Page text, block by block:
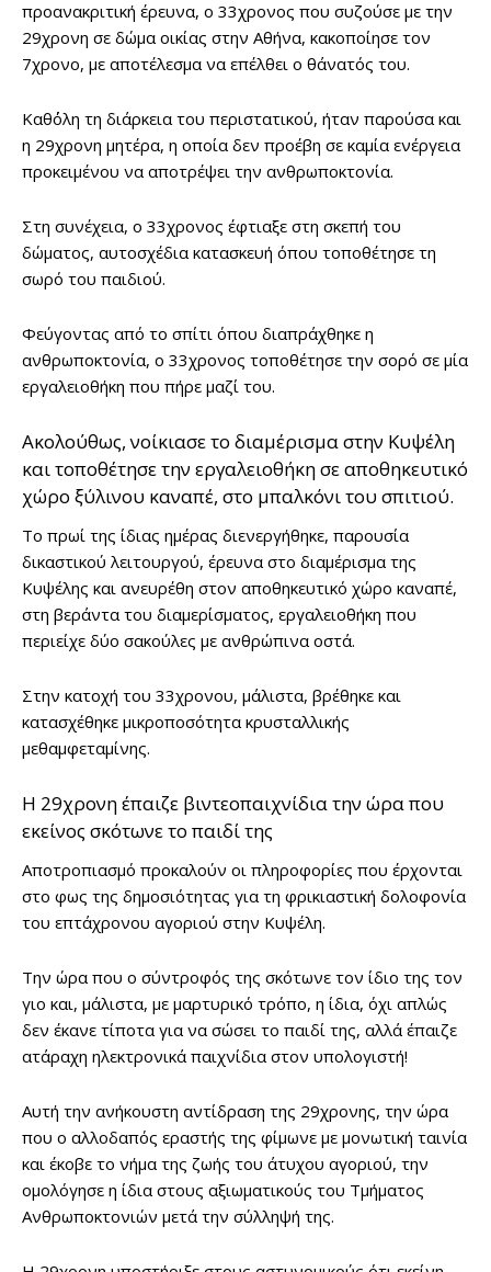
προανακριτική έρευνα, ο 33χρονος που συζούσε με την
29χρονη σε δώμα οικίας στην Αθήνα, κακοποίησε τον
7χρονο, με αποτέλεσμα να επέλθει ο θάνατός του.
Καθ΄όλη τη διάρκεια του περιστατικού, ήταν παρούσα και
η 29χρονη μητέρα, η οποία δεν προέβη σε καμία ενέργεια
προκειμένου να αποτρέψει την ανθρωποκτονία.
Στη συνέχεια, ο 33χρονος έφτιαξε στη σκεπή του
δώματος, αυτοσχέδια κατασκευή όπου τοποθέτησε τη
σωρό του παιδιού.
Φεύγοντας από το σπίτι όπου διαπράχθηκε η
ανθρωποκτονία, ο 33χρονος τοποθέτησε την σορό σε μία
εργαλειοθήκη που πήρε μαζί του.
Ακολούθως, νοίκιασε το διαμέρισμα στην Κυψέλη
και τοποθέτησε την εργαλειοθήκη σε αποθηκευτικό
χώρο ξύλινου καναπέ, στο μπαλκόνι του σπιτιού.
Το πρωί της ίδιας ημέρας διενεργήθηκε, παρουσία
δικαστικού λειτουργού, έρευνα στο διαμέρισμα της
Κυψέλης και ανευρέθη στον αποθηκευτικό χώρο καναπέ,
στη βεράντα του διαμερίσματος, εργαλειοθήκη που
περιείχε δύο σακούλες με ανθρώπινα οστά.
Στην κατοχή του 33χρονου, μάλιστα, βρέθηκε και
κατασχέθηκε μικροποσότητα κρυσταλλικής
μεθαμφεταμίνης.
Η 29χρονη έπαιζε βιντεοπαιχνίδια την ώρα που
εκείνος σκότωνε το παιδί της
Αποτροπιασμό προκαλούν οι πληροφορίες που έρχονται
στο φως της δημοσιότητας για τη φρικιαστική δολοφονία
του επτάχρονου αγοριού στην Κυψέλη.
Την ώρα που ο σύντροφός της σκότωνε τον ίδιο της τον
γιο και, μάλιστα, με μαρτυρικό τρόπο, η ίδια, όχι απλώς
δεν έκανε τίποτα για να σώσει το παιδί της, αλλά έπαιζε
ατάραχη ηλεκτρονικά παιχνίδια στον υπολογιστή!
Αυτή την ανήκουστη αντίδραση της 29χρονης, την ώρα
που ο αλλοδαπός εραστής της φίμωνε με μονωτική ταινία
και έκοβε το νήμα της ζωής του άτυχου αγοριού, την
ομολόγησε η ίδια στους αξιωματικούς του Τμήματος
Ανθρωποκτονιών μετά την σύλληψή της.